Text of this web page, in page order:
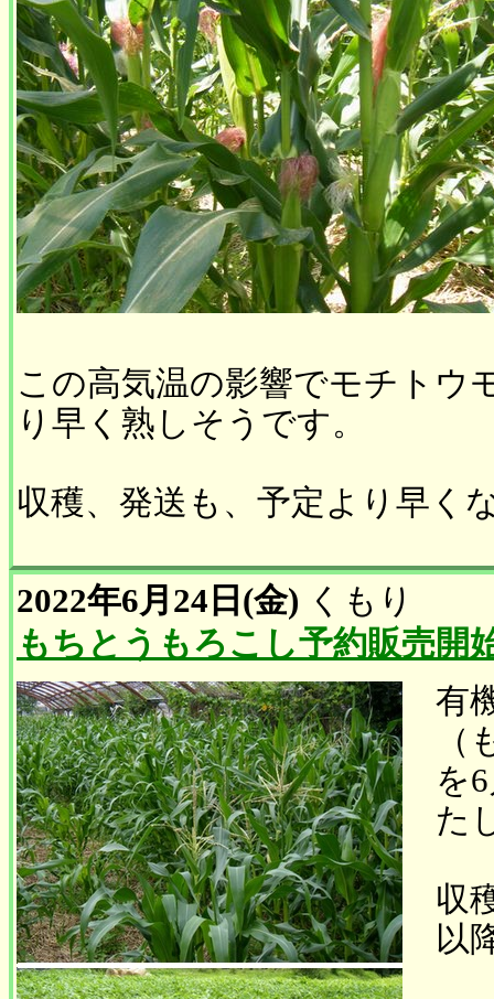
この高気温の影響でモチトウ
り早く熟しそうです。
収穫、発送も、予定より早く
2022年6月24日(金) くもり
もちとうもろこし予約販売開
有
を
た
収
以